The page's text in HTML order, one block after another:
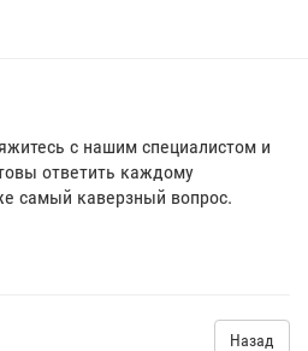
с нашим специалистом и
ответить каждому
самый каверзный вопрос.
Назад